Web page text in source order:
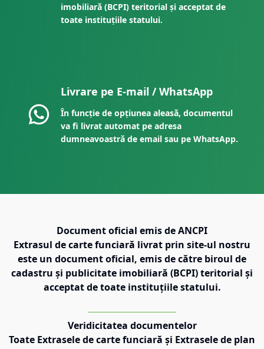
imobiliară (BCPI) teritorial și acceptat de
toate instituțiile statului.
Livrare pe E-mail / WhatsApp
În funcție de opțiunea aleasă, documentul
va fi livrat automat pe adresa
dumneavoastră de email sau pe WhatsApp.
Document oficial emis de ANCPI
Extrasul de carte funciară livrat prin site-ul nostru
este un document oficial, emis de către biroul de
cadastru și publicitate imobiliară (BCPI) teritorial și
acceptat de toate instituțiile statului.
Veridicitatea documentelor
Toate Extrasele de carte funciară și Extrasele de plan